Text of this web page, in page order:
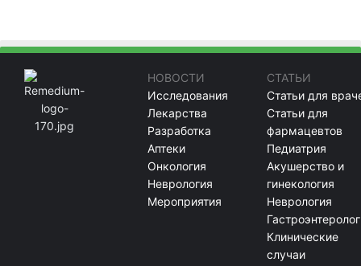
НОВОСТИ
Исследования
Лекарства
Разработка
Аптеки
Онкология
Неврология
Мероприятия
СТАТЬИ
Статьи для
Статьи для
фармацевтов
Педиатрия
Акушерство и
гинекология
Неврология
Клинические
случаи